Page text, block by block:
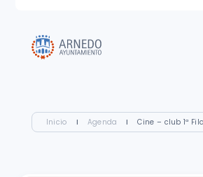
Inicio I Agenda I Cine – club 1ª